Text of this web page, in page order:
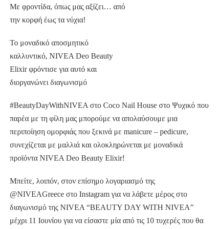
Με φροντίδα, όπως μας αξίζει… από
την κορφή έως τα νύχια!
Το μοναδικό αποσμητικό
καλλυντικό, NIVEA Deo Beauty
Elixir φρόντισε για αυτό και
διοργανώνει διαγωνισμό
#BeautyDayWithNIVEA στο Coco Nail House στο Ψυχικό που
παρέα με τη φίλη μας μπορούμε να απολαύσουμε μια
περιποίηση ομορφιάς που ξεκινά με manicure – pedicure,
συνεχίζεται με μαλλιά και ολοκληρώνεται με μοναδικά
προϊόντα NIVEA Deo Beauty Elixir!
Μπείτε, λοιπόν, στον επίσημο λογαριασμό της
@NIVEAGreece στο Instagram για να λάβετε μέρος στο
διαγωνισμό της NIVEA “BEAUTY DAY WITH NIVEA”
μέχρι 11 Ιουνίου για να είσαστε μία από τις 10 τυχερές που θα